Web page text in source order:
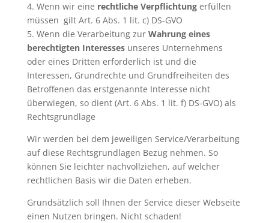
4. Wenn wir eine rechtliche Verpflichtungerfüllen
müssen gilt Art. 6 Abs. 1 lit. c) DS-GVO
5. Wenn die Verarbeitung zur Wahrung eines
berechtigten Interesses unseres Unternehmens
oder eines Dritten erforderlich ist und die
Interessen, Grundrechte und Grundfreiheiten des
Betroffenen das erstgenannte Interesse nicht
überwiegen, so dient (Art. 6 Abs. 1 lit. f) DS-GVO) als
Rechtsgrundlage
Wir werden bei dem jeweiligen Service/Verarbeitung
auf diese Rechtsgrundlagen Bezug nehmen. So
können Sie leichter nachvollziehen, auf welcher
rechtlichen Basis wir die Daten erheben.
Grundsätzlich soll Ihnen der Service dieser Webseite
einen Nutzen bringen. Nicht schaden!